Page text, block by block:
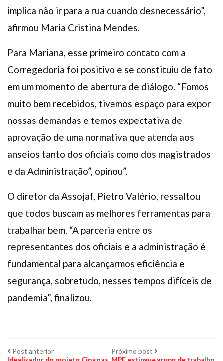
implica não ir para a rua quando desnecessário”,
afirmou Maria Cristina Mendes.
Para Mariana, esse primeiro contato com a
Corregedoria foi positivo e se constituiu de fato
em um momento de abertura de diálogo. “Fomos
muito bem recebidos, tivemos espaço para expor
nossas demandas e temos expectativa de
aprovação de uma normativa que atenda aos
anseios tanto dos oficiais como dos magistrados
e da Administração”, opinou”.
O diretor da Assojaf, Pietro Valério, ressaltou
que todos buscam as melhores ferramentas para
trabalhar bem. “A parceria entre os
representantes dos oficiais e a administração é
fundamental para alcançarmos eficiência e
segurança, sobretudo, nesses tempos difíceis de
pandemia”, finalizou.
Navegação
Post anteriorPost
anterior:
Idealizador do projeto Cipa nas
Próximo post Próximo
post:
MPF extingue grupo de trabalho